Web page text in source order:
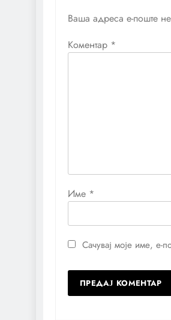
Ваша адреса е-поште
Коментар *
Име *
Сачувај моје име, е-